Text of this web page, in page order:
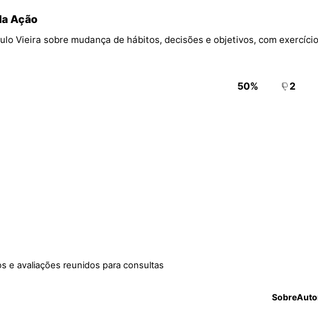
Ação
Vieira sobre mudança de hábitos, decisões e objetivos, com
50% 2
e avaliações reunidos para consultas
Sobre